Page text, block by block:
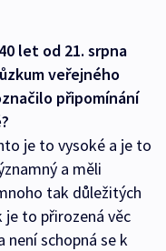
let od 21. srpna
veřejného
připomínání
je to vysoké a je to
a měli
tak důležitých
je to přirozená věc
schopná se k